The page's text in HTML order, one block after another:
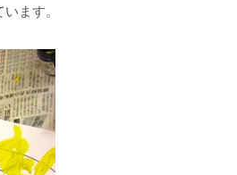
ます。